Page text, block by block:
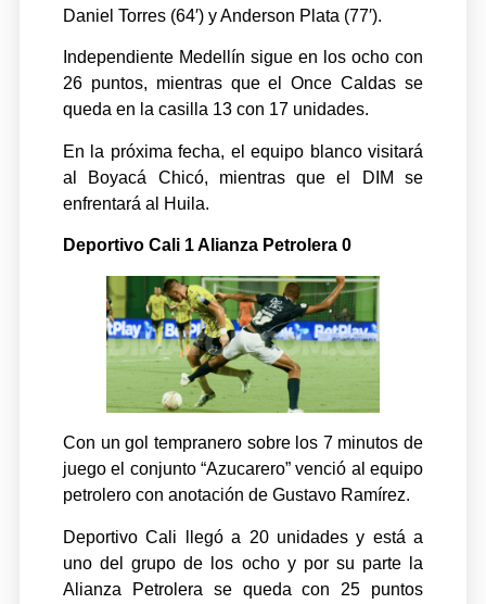
Daniel Torres (64′) y Anderson Plata (77′).
Independiente Medellín sigue en los ocho con
26 puntos, mientras que el Once Caldas se
queda en la casilla 13 con 17 unidades.
En la próxima fecha, el equipo blanco visitará
al Boyacá Chicó, mientras que el DIM se
enfrentará al Huila.
Deportivo Cali 1 Alianza Petrolera 0
Con un gol tempranero sobre los 7 minutos de
juego el conjunto “Azucarero” venció al equipo
petrolero con anotación de Gustavo Ramírez.
Deportivo Cali llegó a 20 unidades y está a
uno del grupo de los ocho y por su parte la
Alianza Petrolera se queda con 25 puntos